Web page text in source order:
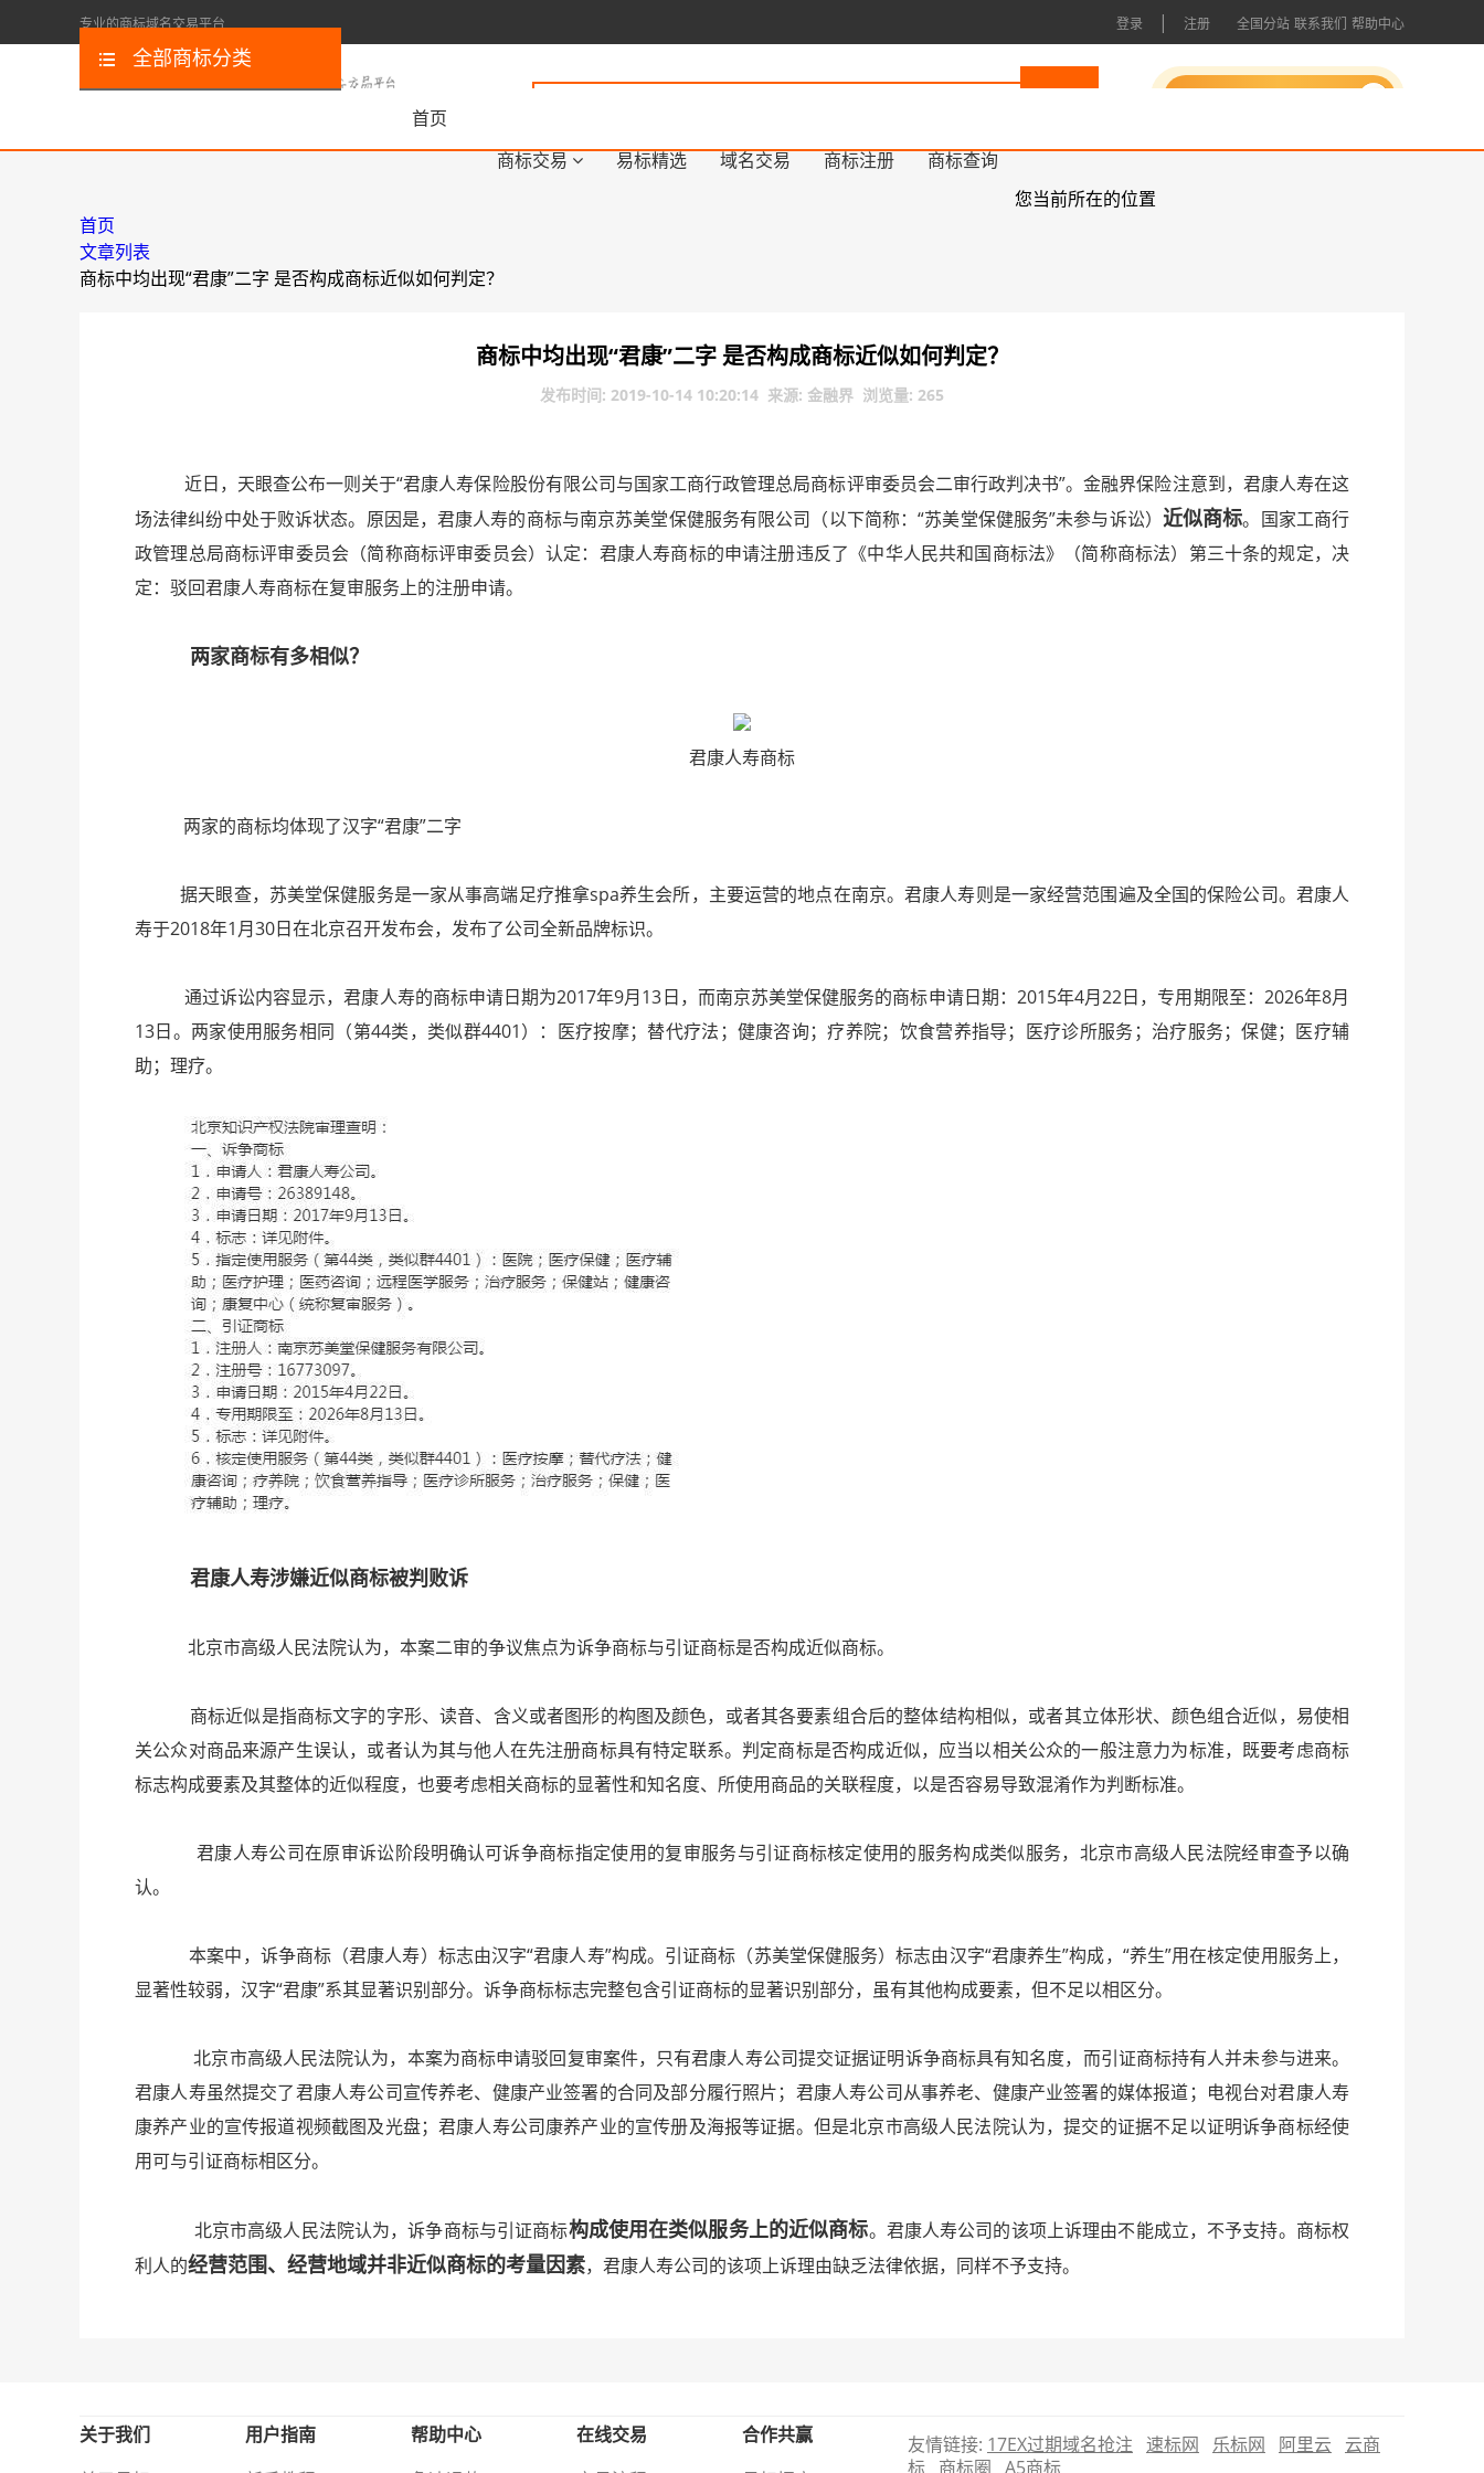
专业的商标域名交易平台 登录 | 注册 全国分站 联系我们 帮助中心
首页
商标交易
易标精选 域名交易 商标注册 商标查询
全部商标分类
您当前所在的位置
首页
文章列表
商标中均出现“君康”二字 是否构成商标近似如何判定？
商标中均出现“君康”二字 是否构成商标近似如何判定？
发布时间: 2019-10-14 10:20:14 来源: 金融界 浏览量: 265
近日，天眼查公布一则关于“君康人寿保险股份有限公司与国家工商行政管理总局商标评审委员会二审行政判决书”。金融界保险注意到，君康人寿在这
场法律纠纷中处于败诉状态。原因是，君康人寿的商标与南京苏美堂保健服务有限公司（以下简称：“苏美堂保健服务”未参与诉讼） 近似商标。国家工商行
政管理总局商标评审委员会（简称商标评审委员会）认定：君康人寿商标的申请注册违反了《中华人民共和国商标法》（简称商标法）第三十条的规定，决
定：驳回君康人寿商标在复审服务上的注册申请。
两家商标有多相似？
君康人寿商标
两家的商标均体现了汉字“君康”二字
据天眼查，苏美堂保健服务是一家从事高端足疗推拿spa养生会所，主要运营的地点在南京。君康人寿则是一家经营范围遍及全国的保险公司。君康人
寿于2018年1月30日在北京召开发布会，发布了公司全新品牌标识。
通过诉讼内容显示，君康人寿的商标申请日期为2017年9月13日，而南京苏美堂保健服务的商标申请日期：2015年4月22日，专用期限至：2026年8月
13日。两家使用服务相同（第44类，类似群4401）：医疗按摩；替代疗法；健康咨询；疗养院；饮食营养指导；医疗诊所服务；治疗服务；保健；医疗辅
助；理疗。
君康人寿涉嫌近似商标被判败诉
北京市高级人民法院认为，本案二审的争议焦点为诉争商标与引证商标是否构成近似商标。
商标近似是指商标文字的字形、读音、含义或者图形的构图及颜色，或者其各要素组合后的整体结构相似，或者其立体形状、颜色组合近似，易使相
关公众对商品来源产生误认，或者认为其与他人在先注册商标具有特定联系。判定商标是否构成近似，应当以相关公众的一般注意力为标准，既要考虑商标
标志构成要素及其整体的近似程度，也要考虑相关商标的显著性和知名度、所使用商品的关联程度，以是否容易导致混淆作为判断标准。
君康人寿公司在原审诉讼阶段明确认可诉争商标指定使用的复审服务与引证商标核定使用的服务构成类似服务，北京市高级人民法院经审查予以确
认。
本案中，诉争商标（君康人寿）标志由汉字“君康人寿”构成。引证商标（苏美堂保健服务）标志由汉字“君康养生”构成，“养生”用在核定使用服务上，
显著性较弱，汉字“君康”系其显著识别部分。诉争商标标志完整包含引证商标的显著识别部分，虽有其他构成要素，但不足以相区分。
北京市高级人民法院认为，本案为商标申请驳回复审案件，只有君康人寿公司提交证据证明诉争商标具有知名度，而引证商标持有人并未参与进来。
君康人寿虽然提交了君康人寿公司宣传养老、健康产业签署的合同及部分履行照片；君康人寿公司从事养老、健康产业签署的媒体报道；电视台对君康人寿
康养产业的宣传报道视频截图及光盘；君康人寿公司康养产业的宣传册及海报等证据。但是北京市高级人民法院认为，提交的证据不足以证明诉争商标经使
用可与引证商标相区分。
北京市高级人民法院认为，诉争商标与引证商标构成使用在类似服务上的近似商标。君康人寿公司的该项上诉理由不能成立，不予支持。商标权
利人的经营范围、经营地域并非近似商标的考量因素，君康人寿公司的该项上诉理由缺乏法律依据，同样不予支持。
关于我们
用户指南
帮助中心
在线交易
合作共赢
友情链接: 17EX过期域名抢注 速标网 乐标网 阿里云
云商
标 商标圈 A5商标